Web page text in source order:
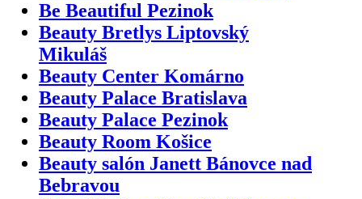
Be Beautiful Pezinok
Beauty Bretlys Liptovský
Mikuláš
Beauty Center Komárno
Beauty Palace Bratislava
Beauty Palace Pezinok
Beauty Room Košice
Beauty salón Janett Bánovce nad
Bebravou